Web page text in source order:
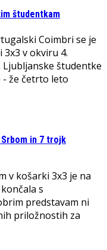
študentkam
Coimbri se je
v okviru 4.
študentke
- že četrto leto
in 7 trojk
v košarki 3x3 je na
s
predstavam ni
priložnostih za